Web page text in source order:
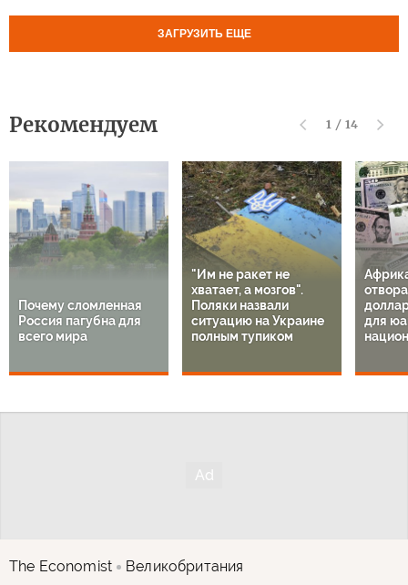
ЗАГРУЗИТЬ ЕЩЕ
Рекомендуем 1 / 14
Почему сломленная
Россия пагубна для
всего мира
"Им не ракет не
хватает, а мозгов".
Поляки назвали
ситуацию на Украине
полным тупиком
для
The Economist Великобритания